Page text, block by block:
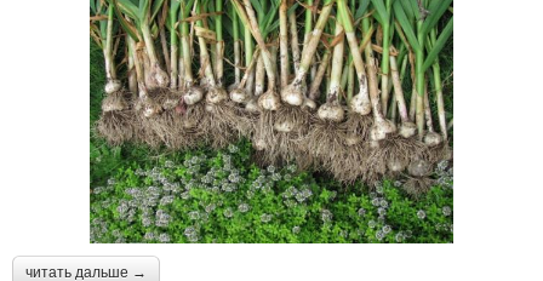
читать дальше →